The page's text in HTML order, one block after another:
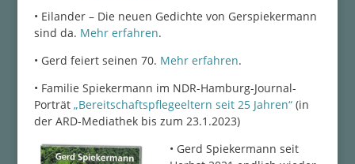
• Eilander – Die neuen Gedichte von Gerspiekermann
sind da. Mehr erfahren.
• Gerd feiert seinen 70. Mehr erfahren.
• Familie Spiekermann im NDR-Hamburg-Journal-
Porträt „Bereitschaftspflegeeltern seit 25 Jahren“(in
der ARD-Mediathek bis zum 23.1.2023)
• Gerd Spiekermann seit